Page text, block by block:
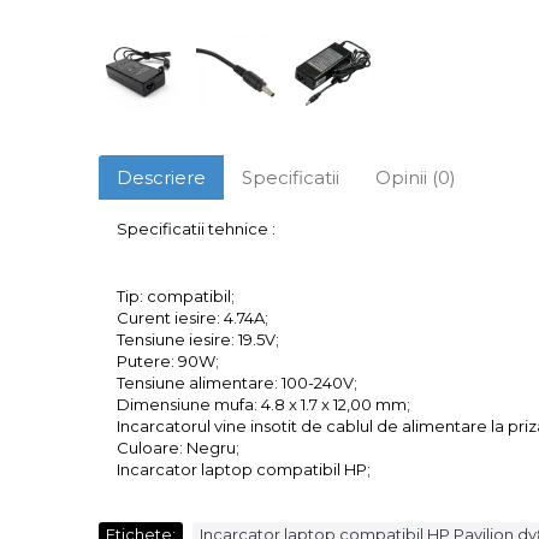
Descriere Specificatii Opinii (0)
Specificatii tehnice :
Tip: compatibil;
Curent iesire: 4.74A;
Tensiune iesire: 19.5V;
Putere: 90W;
Tensiune alimentare: 100-240V;
Dimensiune mufa: 4.8 x 1.7 x 12,00 mm;
Incarcatorul vine insotit de cablul de alimentare la
Culoare: Negru;
Incarcator laptop compatibil HP;
Etichete: Incarcator laptop compatibil HP Pavilion